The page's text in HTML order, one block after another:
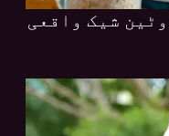
شیک واقعی